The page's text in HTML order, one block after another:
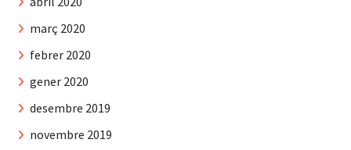
març 2020
febrer 2020
gener 2020
desembre 2019
novembre 2019